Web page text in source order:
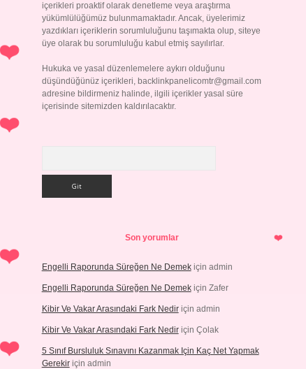
içerikleri proaktif olarak denetleme veya araştırma
yükümlülüğümüz bulunmamaktadır. Ancak, üyelerimiz
yazdıkları içeriklerin sorumluluğunu taşımakta olup, siteye
üye olarak bu sorumluluğu kabul etmiş sayılırlar.
Hukuka ve yasal düzenlemelere aykırı olduğunu
düşündüğünüz içerikleri, backlinkpanelicomtr@gmail.com
adresine bildirmeniz halinde, ilgili içerikler yasal süre
içerisinde sitemizden kaldırılacaktır.
Son yorumlar
Engelli Raporunda Süreğen Ne Demekiçin admin
Engelli Raporunda Süreğen Ne Demekiçin Zafer
Kibir Ve Vakar Arasındaki Fark Nediriçin admin
Kibir Ve Vakar Arasındaki Fark Nediriçin Çolak
5 Sınıf Bursluluk Sınavını Kazanmak Için Kaç Net Yapmak
Gerekiriçin admin